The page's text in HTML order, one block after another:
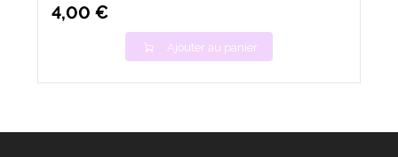
4,00 €
Ajouter au panier